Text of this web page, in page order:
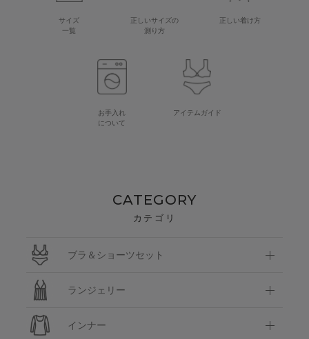
サイズ
一覧
正しいサイズの
測り方
正しい着け方
お手入れ
について
アイテムガイド
CATEGORY
カテゴリ
ブラ＆ショーツセット
ランジェリー
インナー